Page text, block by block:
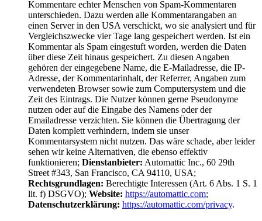
Kommentare echter Menschen von Spam-Kommentaren
unterschieden. Dazu werden alle Kommentarangaben an
einen Server in den USA verschickt, wo sie analysiert und für
Vergleichszwecke vier Tage lang gespeichert werden. Ist ein
Kommentar als Spam eingestuft worden, werden die Daten
über diese Zeit hinaus gespeichert. Zu diesen Angaben
gehören der eingegebene Name, die E-Mailadresse, die IP-
Adresse, der Kommentarinhalt, der Referrer, Angaben zum
verwendeten Browser sowie zum Computersystem und die
Zeit des Eintrags. Die Nutzer können gerne Pseudonyme
nutzen oder auf die Eingabe des Namens oder der
Emailadresse verzichten. Sie können die Übertragung der
Daten komplett verhindern, indem sie unser
Kommentarsystem nicht nutzen. Das wäre schade, aber leider
sehen wir keine Alternativen, die ebenso effektiv
funktionieren; Dienstanbieter: Automattic Inc., 60 29th
Street #343, San Francisco, CA 94110, USA;
Rechtsgrundlagen: Berechtigte Interessen (Art. 6 Abs. 1 S. 1
lit. f) DSGVO); Website: https://automattic.com;
Datenschutzerklärung: https://automattic.com/privacy.